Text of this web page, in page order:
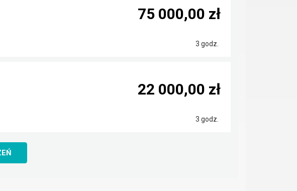
3 godz.
75 000,00 zł
3 godz.
22 000,00 zł